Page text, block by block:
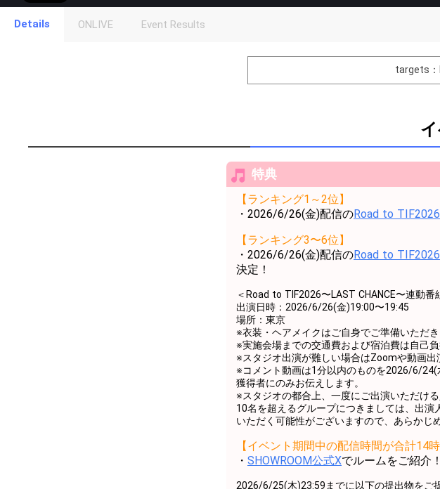
Level Points
Event Begins!
Throw gifts to the stage and join the live performance.
First, try throwing free Stars (once a day)! You can also charge Show Gold to purchase
(available from 1 JPY)! When you continue to send gifts to the performer(s), the
To cheer on performers, you can send them gifts.
To send performers paid items, you must use Show Gold.
Details ONLIVE Event Results
targets
特典
【ランキング1～2位】
・2026/6/26(金)配信のRoad to
【ランキング3〜6位】
・2026/6/26(金)配信のRoad to
決定！
＜Road to TIF2026〜LAST CHANCE〜連動番
出演日時：2026/6/26(金)19:00〜19:45
場所：東京
※衣装・ヘアメイクはご自身でご準備いただき
※実施会場までの交通費および宿泊費は自己負
※スタジオ出演が難しい場合はZoomや動画出
※コメント動画は1分以内のものを2026/6/
獲得者にのみお伝えします。
※スタジオの都合上、一度にご出演いただけ
10名を超えるグループにつきましては、出
いただく可能性がございますので、あらかじ
【イベント期間中の配信時間が合計14
・ SHOWROOM公式Xでルームをご紹介！
2026/6/25(木)23:59までに以下の提出物をご